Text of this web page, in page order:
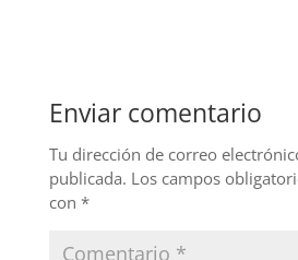
Enviar comentario
Tu dirección de correo
publicada. Los campos
con *